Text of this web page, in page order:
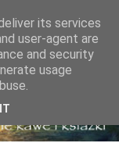
its services
user-agent are
and security
usage